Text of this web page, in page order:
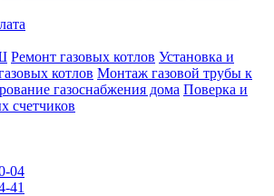
Ремонт газовых котлов Установка и
котлов Монтаж газовой трубы к
газоснабжения дома Поверка и
счетчиков
04
41